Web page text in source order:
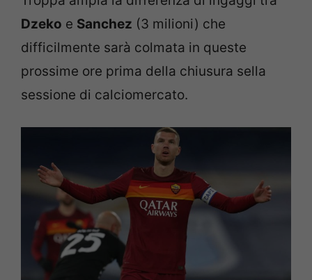
Dzeko e Sanchez (3 milioni) che
difficilmente sarà colmata in queste
prossime ore prima della chiusura sella
sessione di calciomercato.